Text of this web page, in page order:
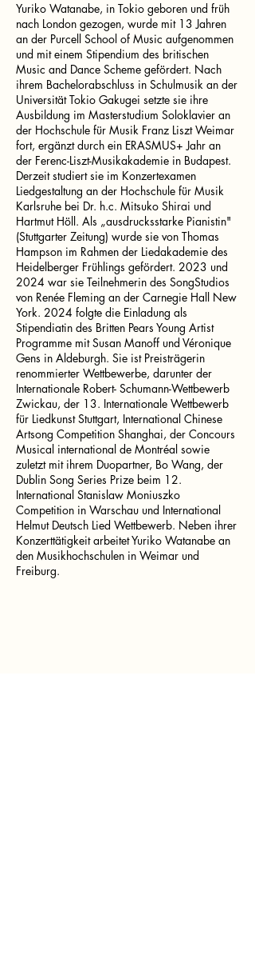
Yuriko Watanabe, in Tokio geboren und früh
nach London gezogen, wurde mit 13 Jahren
an der Purcell School of Music aufgenommen
und mit einem Stipendium des britischen
Music and Dance Scheme gefördert. Nach
ihrem Bachelorabschluss in Schulmusik an der
Universität Tokio Gakugei setzte sie ihre
Ausbildung im Masterstudium Soloklavier an
der Hochschule für Musik Franz Liszt Weimar
fort, ergänzt durch ein ERASMUS+ Jahr an
der Ferenc-Liszt-Musikakademie in Budapest.
Derzeit studiert sie im Konzertexamen
Liedgestaltung an der Hochschule für Musik
Karlsruhe bei Dr. h.c. Mitsuko Shirai und
Hartmut Höll. Als „ausdrucksstarke Pianistin"
(Stuttgarter Zeitung) wurde sie von Thomas
Hampson im Rahmen der Liedakademie des
Heidelberger Frühlings gefördert. 2023 und
2024 war sie Teilnehmerin des SongStudios
von Renée Fleming an der Carnegie Hall New
York. 2024 folgte die Einladung als
Stipendiatin des Britten Pears Young Artist
Programme mit Susan Manoff und Véronique
Gens in Aldeburgh. Sie ist Preisträgerin
renommierter Wettbewerbe, darunter der
Internationale Robert- Schumann-Wettbewerb
Zwickau, der 13. Internationale Wettbewerb
für Liedkunst Stuttgart, International Chinese
Artsong Competition Shanghai, der Concours
Musical international de Montréal sowie
zuletzt mit ihrem Duopartner, Bo Wang, der
Dublin Song Series Prize beim 12.
International Stanislaw Moniuszko
Competition in Warschau und International
Helmut Deutsch Lied Wettbewerb. Neben ihrer
Konzerttätigkeit arbeitet Yuriko Watanabe an
den Musikhochschulen in Weimar und
Freiburg.